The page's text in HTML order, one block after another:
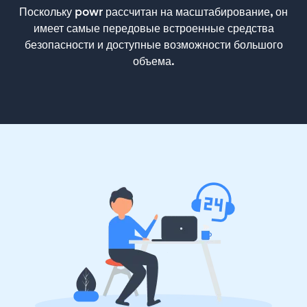
Поскольку powr рассчитан на масштабирование, он
имеет самые передовые встроенные средства
безопасности и доступные возможности большого
объема.